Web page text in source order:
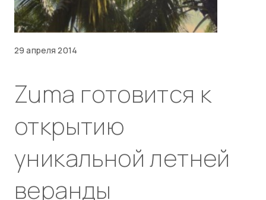
29 апреля 2014
Zuma готовится к
открытию
уникальной летней
веранды